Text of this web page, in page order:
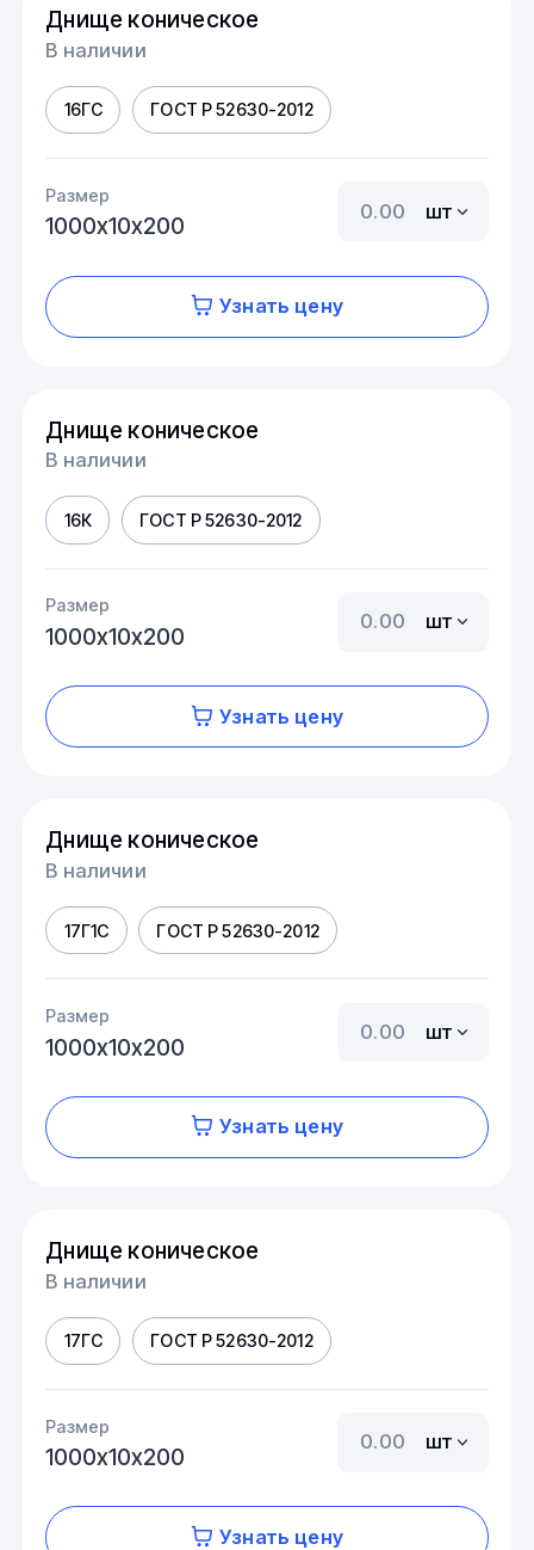
Днище коническое
В наличии
16ГС ГОСТ Р 52630-2012
Размер
1000х10х200
шт
Узнать цену
Днище коническое
В наличии
16К ГОСТ Р 52630-2012
Размер
1000х10х200
шт
Узнать цену
Днище коническое
В наличии
17Г1С ГОСТ Р 52630-2012
Размер
1000х10х200
шт
Узнать цену
Днище коническое
В наличии
17ГС ГОСТ Р 52630-2012
Размер
1000х10х200
шт
Узнать цену